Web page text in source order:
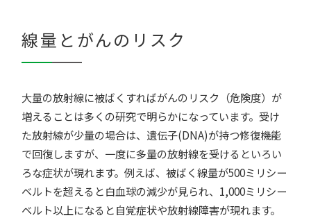
線量とがんのリスク
大量の放射線に被ばくすればがんのリスク（危険度）が
増えることは多くの研究で明らかになっています。受け
た放射線が少量の場合は、遺伝子(DNA)が持つ修復機能
で回復しますが、一度に多量の放射線を受けるといろい
ろな症状が現れます。例えば、被ばく線量が500ミリシー
ベルトを超えると白血球の減少が見られ、1,000ミリシー
ベルト以上になると自覚症状や放射線障害が現れます。